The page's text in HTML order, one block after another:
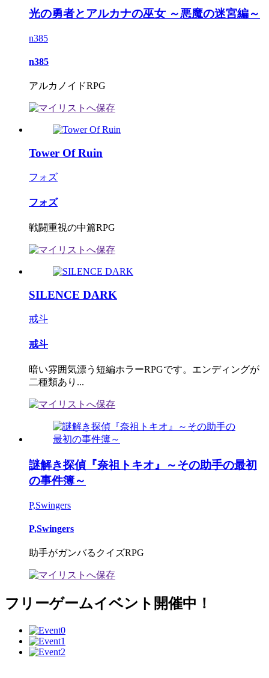
光の勇者とアルカナの巫女 ～悪魔の迷宮編～
n385
n385
アルカノイドRPG
Tower Of Ruin
フォズ
フォズ
戦闘重視の中篇RPG
SILENCE DARK
戒斗
戒斗
暗い雰囲気漂う短編ホラーRPGです。エンディングが
二種類あり...
謎解き探偵『奈祖トキオ』～その助手の最初
の事件簿～
P,Swingers
P,Swingers
助手がガンバるクイズRPG
フリーゲームイベント開催中！